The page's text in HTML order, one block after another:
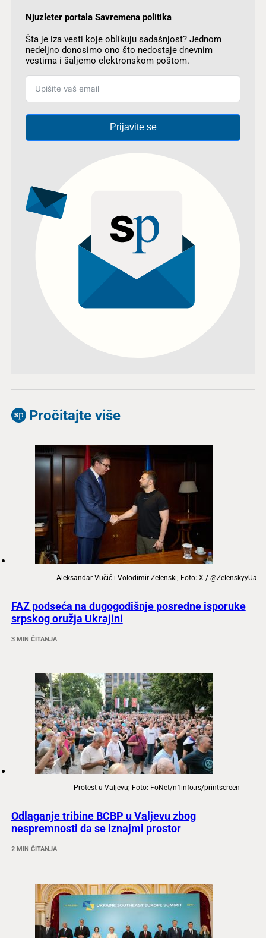
Njuzleter portala Savremena politika
Šta je iza vesti koje oblikuju sadašnjost? Jednom
nedeljno donosimo ono što nedostaje dnevnim
vestima i šaljemo elektronskom poštom.
Prijavite se
Pročitajte više
Aleksandar Vučić i Volodimir Zelenski; Foto: X / @ZelenskyyUa
FAZ podseća na dugogodišnje posredne isporuke
srpskog oružja Ukrajini
3 MIN ČITANJA
Protest u Valjevu; Foto: FoNet/n1info.rs/printscreen
Odlaganje tribine BCBP u Valjevu zbog
nespremnosti da se iznajmi prostor
2 MIN ČITANJA